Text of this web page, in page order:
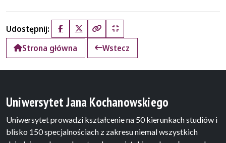
Udostępnij: FacebookX (Twitter)
Kopiuj pełny link
Kopiuj krótki link
Strona główna
Wstecz
Uniwersytet Jana Kochanowskiego
Uniwersytet prowadzi kształcenie na 50 kierunkach studiów i
blisko 150 specjalnościach z zakresu niemal wszystkich